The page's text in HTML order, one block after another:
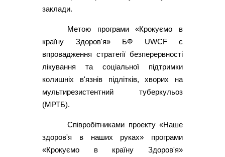
заклади.
Метою програми «Крокуємо в
країну Здоров'я» БФ UWCF є
впровадження стратегії безперервності
лікування та соціальної підтримки
колишніх в'язнів підлітків, хворих на
мультирезистентний туберкульоз
(МРТБ).
Співробітниками проекту «Наше
здоров'я в наших руках» програми
«Крокуємо в країну Здоров'я»